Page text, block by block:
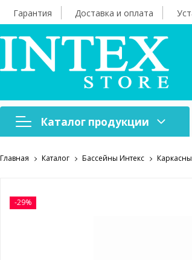
Гарантия Доставка и оплата
Каталог продукции
Надувная мебель
Главная Каталог Бассейны Интекс
-29%